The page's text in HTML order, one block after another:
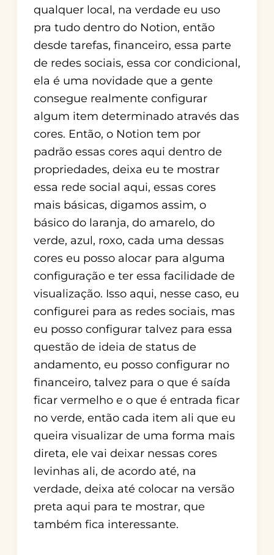
qualquer local, na verdade eu uso
pra tudo dentro do Notion, então
desde tarefas, financeiro, essa parte
de redes sociais, essa cor condicional,
ela é uma novidade que a gente
consegue realmente configurar
algum item determinado através das
cores. Então, o Notion tem por
padrão essas cores aqui dentro de
propriedades, deixa eu te mostrar
essa rede social aqui, essas cores
mais básicas, digamos assim, o
básico do laranja, do amarelo, do
verde, azul, roxo, cada uma dessas
cores eu posso alocar para alguma
configuração e ter essa facilidade de
visualização. Isso aqui, nesse caso, eu
configurei para as redes sociais, mas
eu posso configurar talvez para essa
questão de ideia de status de
andamento, eu posso configurar no
financeiro, talvez para o que é saída
ficar vermelho e o que é entrada ficar
no verde, então cada item ali que eu
queira visualizar de uma forma mais
direta, ele vai deixar nessas cores
levinhas ali, de acordo até, na
verdade, deixa até colocar na versão
preta aqui para te mostrar, que
também fica interessante.